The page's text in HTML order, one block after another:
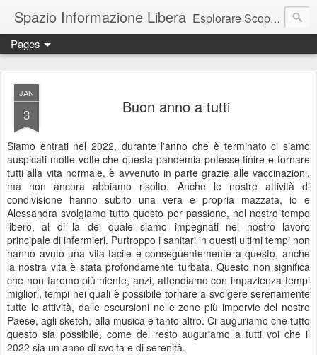
Spazio Informazione Libera Esplorare Scoprire Creare
Escursioni, viaggi, arte, tecnologia, attualità
Pages
JAN
3 Buon anno a tutti
Siamo entrati nel 2022, durante l'anno che è terminato ci siamo
auspicati molte volte che questa pandemia potesse finire e tornare
tutti alla vita normale, è avvenuto in parte grazie alle vaccinazioni,
ma non ancora abbiamo risolto. Anche le nostre attività di
condivisione hanno subito una vera e propria mazzata, io e
Alessandra svolgiamo tutto questo per passione, nel nostro tempo
libero, al di la del quale siamo impegnati nel nostro lavoro
principale di infermieri. Purtroppo i sanitari in questi ultimi tempi non
hanno avuto una vita facile e conseguentemente a questo, anche
la nostra vita è stata profondamente turbata. Questo non significa
che non faremo più niente, anzi, attendiamo con impazienza tempi
migliori, tempi nei quali è possibile tornare a svolgere serenamente
tutte le attività, dalle escursioni nelle zone più impervie del nostro
Paese, agli sketch, alla musica e tanto altro. Ci auguriamo che tutto
questo sia possibile, come del resto auguriamo a tutti voi che il
2022 sia un anno di svolta e di serenità.